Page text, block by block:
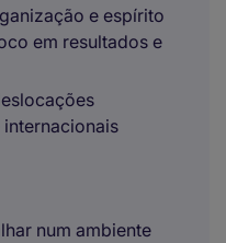
e espírito
em resultados e
num ambiente